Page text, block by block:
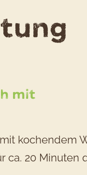
mit
kochendem
ca. 20 Minuten